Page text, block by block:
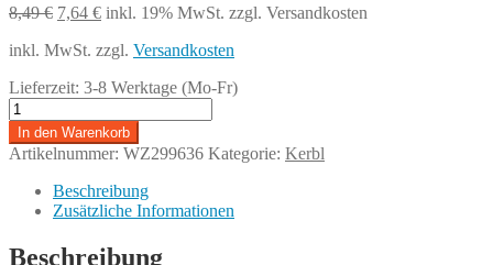
8,49€ Ursprünglicher
war:
7,64 €Aktueller
ist:
inkl. 19% MwSt. zzgl. Versandkosten
inkl. MwSt. zzgl. Versandkosten
Lieferzeit: 3-8 Werktage (Mo-Fr)
Köderstation
BlocBox
Kunststoff
Menge
In den Warenkorb
Artikelnummer: WZ299636 Kategorie: Kerbl
Beschreibung
Zusätzliche Informationen
Beschreibung